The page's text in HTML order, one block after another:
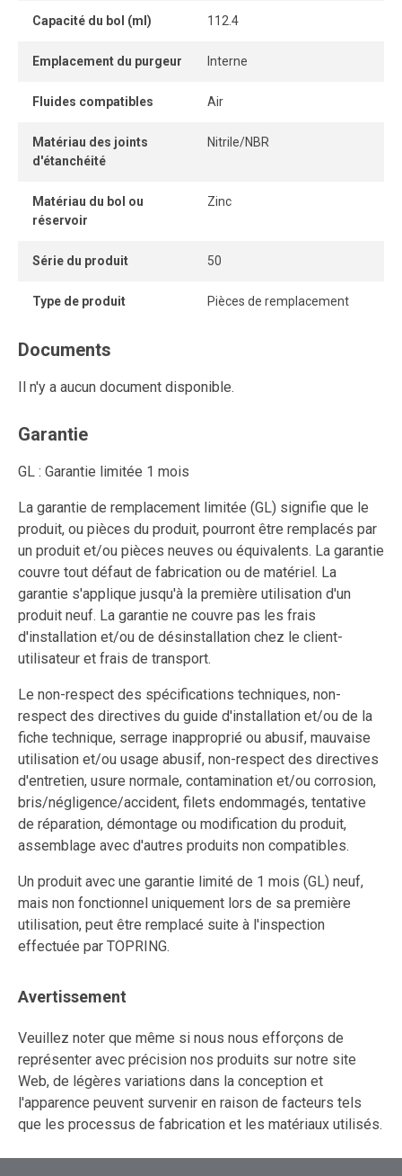
Capacité du bol (ml) 112.4
Emplacement du purgeur Interne
Fluides compatibles Air
Matériau des joints
d'étanchéité
Nitrile/NBR
Matériau du bol ou
réservoir
Zinc
Série du produit 50
Type de produit Pièces de remplacement
Documents
Il n'y a aucun document disponible.
Garantie
GL : Garantie limitée 1 mois
La garantie de remplacement limitée (GL) signifie que le
produit, ou pièces du produit, pourront être remplacés par
un produit et/ou pièces neuves ou équivalents. La garantie
couvre tout défaut de fabrication ou de matériel. La
garantie s'applique jusqu'à la première utilisation d'un
produit neuf. La garantie ne couvre pas les frais
d'installation et/ou de désinstallation chez le client-
utilisateur et frais de transport.
Le non-respect des spécifications techniques, non-
respect des directives du guide d'installation et/ou de la
fiche technique, serrage inapproprié ou abusif, mauvaise
utilisation et/ou usage abusif, non-respect des directives
d'entretien, usure normale, contamination et/ou corrosion,
bris/négligence/accident, filets endommagés, tentative
de réparation, démontage ou modification du produit,
assemblage avec d'autres produits non compatibles.
Un produit avec une garantie limité de 1 mois (GL) neuf,
mais non fonctionnel uniquement lors de sa première
utilisation, peut être remplacé suite à l'inspection
effectuée par TOPRING.
Avertissement
Veuillez noter que même si nous nous efforçons de
représenter avec précision nos produits sur notre site
Web, de légères variations dans la conception et
l'apparence peuvent survenir en raison de facteurs tels
que les processus de fabrication et les matériaux utilisés.